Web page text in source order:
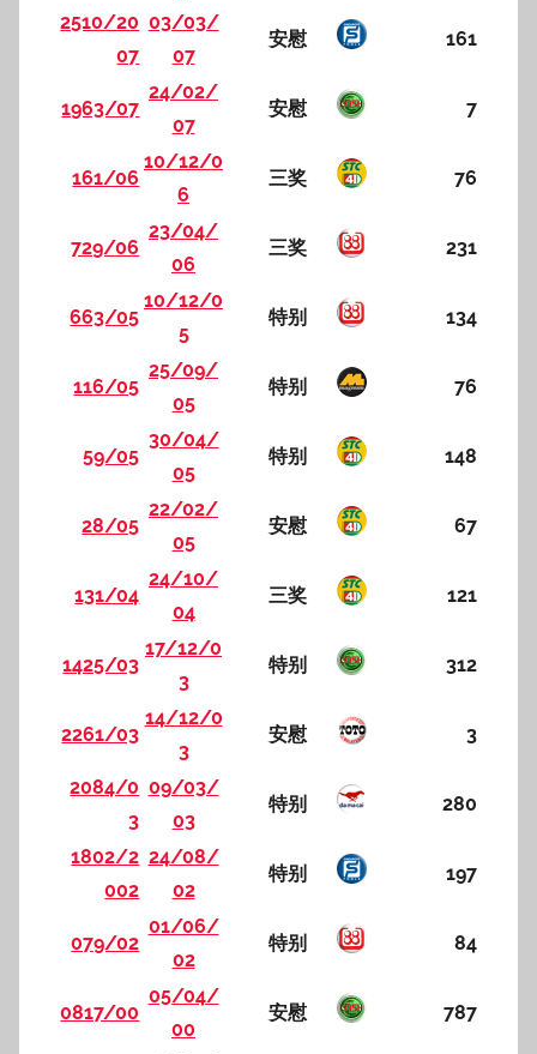
2510/20
07
03/03/
07
安慰 161
1963/07
24/02/
07
安慰 7
161/06
10/12/0
6
三奖 76
729/06
23/04/
06
三奖 231
663/05
10/12/0
5
特别 134
116/05
25/09/
05
特别 76
59/05
30/04/
05
特别 148
28/05
22/02/
05
安慰 67
131/04
24/10/
04
三奖 121
1425/03
17/12/0
3
特别 312
2261/03
14/12/0
3
安慰 3
2084/0
3
09/03/
03
特别 280
1802/2
002
24/08/
02
特别 197
079/02
01/06/
02
特别 84
0817/00
05/04/
00
安慰 787